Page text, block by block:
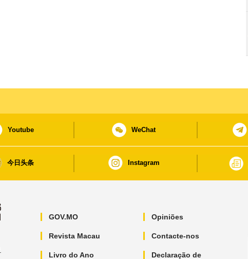
Youtube WeChat
今日头条 Instagram
GOV.MO
Revista Macau
Livro do Ano
Opiniões
Contacte-nos
Declaração de